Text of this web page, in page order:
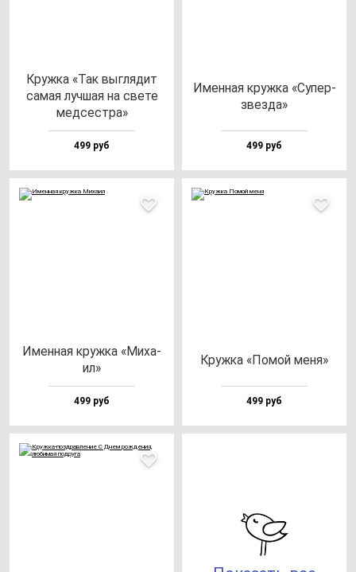
Круж­ка «Так выг­ля­дит
са­мая луч­шая на све­те
мед­сес­тра»
499 руб
Имен­ная круж­ка «Супер­
звез­да»
499 руб
Имен­ная круж­ка «Миха­
ил»
499 руб
Круж­ка «Помой ме­ня»
499 руб